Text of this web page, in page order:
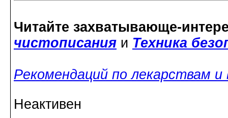
Читайте захватывающе-
чистописания и Техника
Рекомендаций по лекарствам
Неактивен